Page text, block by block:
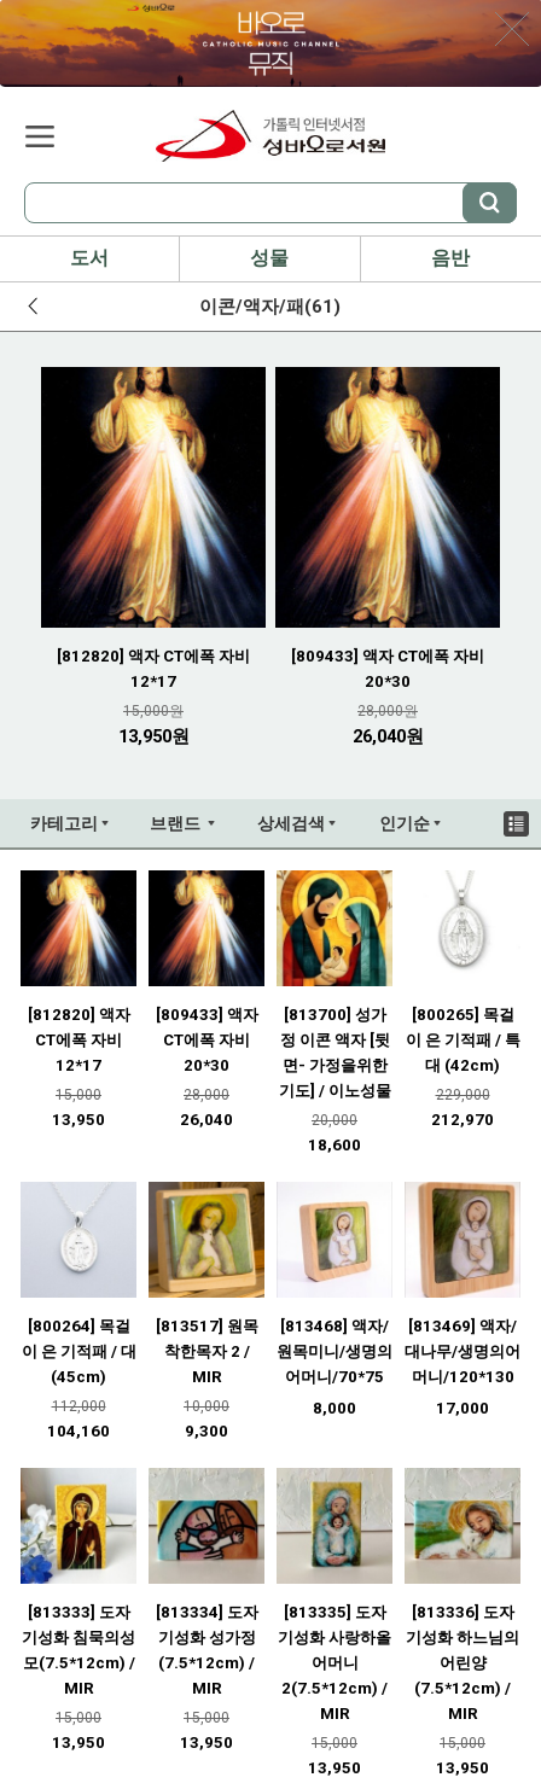
도서 성물 음반
이콘/액자/패(61)
[812820] 액자 CT에폭 자비
12*17
15,000원
13,950원
[809433] 액자 CT에폭 자비
20*30
28,000원
26,040원
카테고리 브랜드 상세검색 인기순
[812820] 액자
CT에폭 자비
12*17
15,000
13,950
[809433] 액자
CT에폭 자비
20*30
28,000
26,040
[813700] 성가
정 이콘 액자 [뒷
면- 가정을위한
기도] / 이노성물
20,000
18,600
[800265] 목걸
이 은 기적패 / 특
대 (42cm)
229,000
212,970
[800264] 목걸
이 은 기적패 / 대
(45cm)
112,000
104,160
[813517] 원목
착한목자 2 /
MIR
10,000
9,300
[813468] 액자/
원목미니/생명의
어머니/70*75
8,000
[813469] 액자/
대나무/생명의어
머니/120*130
17,000
[813333] 도자
기성화 침묵의성
모(7.5*12cm) /
MIR
15,000
13,950
[813334] 도자
기성화 성가정
(7.5*12cm) /
MIR
15,000
13,950
[813335] 도자
기성화 사랑하올
어머니
2(7.5*12cm) /
MIR
15,000
13,950
[813336] 도자
기성화 하느님의
어린양
(7.5*12cm) /
MIR
15,000
13,950